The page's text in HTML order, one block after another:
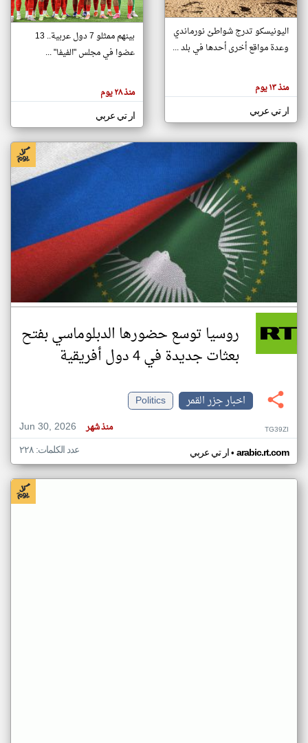
تغيير الدولة
اخبار جزر القمر على مدار الساعة
أهم اخبار جزر القمر العاجلة والمباشرة
هنا عن
وجهة
كاتبيها.
اليونيسكو تدرج شواطئ نورماندي
وعدة مواقع أخرى أحدها في بلد ...
منذ ١٣ يوم
ار تي عربي
بينهم ممثلو 7 دول عربية.. 13
عضوا في مجلس "الفيفا" ...
منذ ٢٨ يوم
ار تي عربي
روسيا توسع حضورها الدبلوماسي بفتح
بعثات جديدة في 4 دول أفريقية
اخبار جزر القمر
Politics
Jun 30, 2026
منذ شهر TG39ZI
ار تي عربي• arabic.rt.com عدد الكلمات: ٢٢٨
klyoum.com